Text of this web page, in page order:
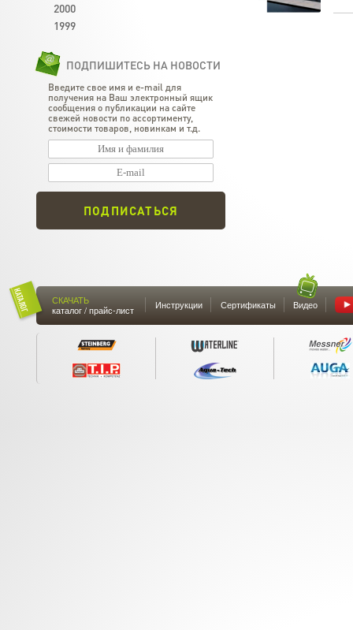
2000
1999
ПОДПИШИТЕСЬ НА НОВОСТИ
Введите свое имя и e-mail для
получения на Ваш электронный ящик
сообщения о публикации на сайте
свежей новости по ассортименту,
стоимости товаров, новинкам и т.д.
ПОДПИСАТЬСЯ
СКАЧАТЬ
каталог / прайс-лист
Инструкции Сертификаты Видео